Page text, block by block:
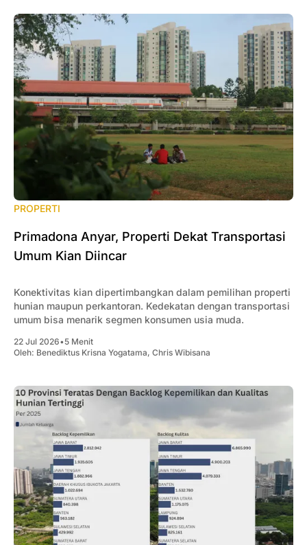
PROPERTI
Primadona Anyar, Properti Dekat Transportasi
Umum Kian Diincar
Konektivitas kian dipertimbangkan dalam pemilihan properti
hunian maupun perkantoran. Kedekatan dengan transportasi
umum bisa menarik segmen konsumen usia muda.
22 Jul 2026•5 Menit
Oleh: Benediktus Krisna Yogatama, Chris Wibisana